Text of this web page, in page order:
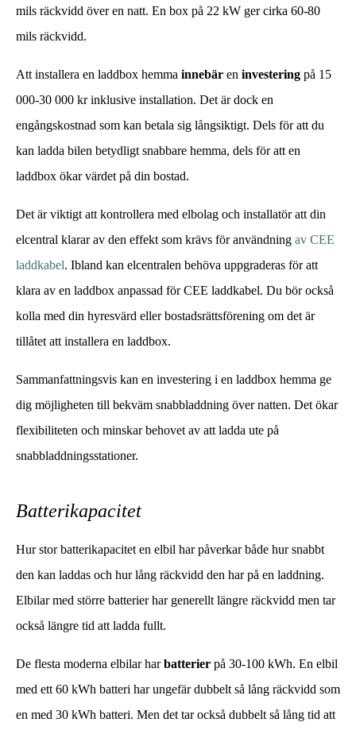
mils räckvidd över en natt. En box på 22 kW ger cirka 60-80
mils räckvidd.
Att installera en laddbox hemma innebär en investering på 15
000-30 000 kr inklusive installation. Det är dock en
engångskostnad som kan betala sig långsiktigt. Dels för att du
kan ladda bilen betydligt snabbare hemma, dels för att en
laddbox ökar värdet på din bostad.
Det är viktigt att kontrollera med elbolag och installatör att din
elcentral klarar av den effekt som krävs för användning av CEE
laddkabel. Ibland kan elcentralen behöva uppgraderas för att
klara av en laddbox anpassad för CEE laddkabel. Du bör också
kolla med din hyresvärd eller bostadsrättsförening om det är
tillåtet att installera en laddbox.
Sammanfattningsvis kan en investering i en laddbox hemma ge
dig möjligheten till bekväm snabbladdning över natten. Det ökar
flexibiliteten och minskar behovet av att ladda ute på
snabbladdningsstationer.
Batterikapacitet
Hur stor batterikapacitet en elbil har påverkar både hur snabbt
den kan laddas och hur lång räckvidd den har på en laddning.
Elbilar med större batterier har generellt längre räckvidd men tar
också längre tid att ladda fullt.
De flesta moderna elbilar harbatterier på 30-100 kWh. En elbil
med ett 60 kWh batteri har ungefär dubbelt så lång räckvidd som
en med 30 kWh batteri. Men det tar också dubbelt så lång tid att